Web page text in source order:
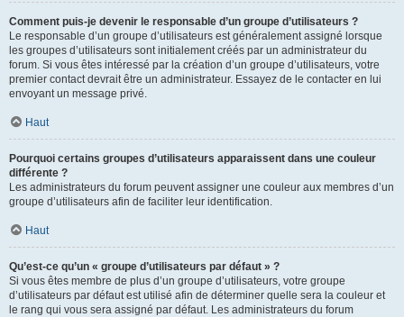
Comment puis-je devenir le responsable d’un groupe d’utilisateurs ?
Le responsable d’un groupe d’utilisateurs est généralement assigné lorsque
les groupes d’utilisateurs sont initialement créés par un administrateur du
forum. Si vous êtes intéressé par la création d’un groupe d’utilisateurs, votre
premier contact devrait être un administrateur. Essayez de le contacter en lui
envoyant un message privé.
Haut
Pourquoi certains groupes d’utilisateurs apparaissent dans une couleur
différente ?
Les administrateurs du forum peuvent assigner une couleur aux membres d’un
groupe d’utilisateurs afin de faciliter leur identification.
Haut
Qu’est-ce qu’un « groupe d’utilisateurs par défaut » ?
Si vous êtes membre de plus d’un groupe d’utilisateurs, votre groupe
d’utilisateurs par défaut est utilisé afin de déterminer quelle sera la couleur et
le rang qui vous sera assigné par défaut. Les administrateurs du forum